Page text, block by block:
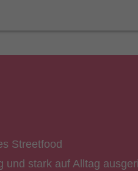
Streetfood
stark auf Alltag